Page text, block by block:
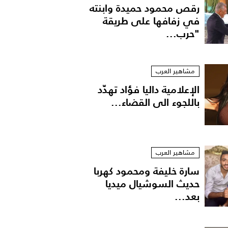
رقص محمود حميدة وابنته
في زفافها على طريقة
"حرب...
مشاهير العرب
الإعلامية داليا فؤاد تهدّد
باللجوء الى القضاء...
مشاهير العرب
سارة خليفة ومحمود كهربا
حديث السوشيال ميديا
بعد...